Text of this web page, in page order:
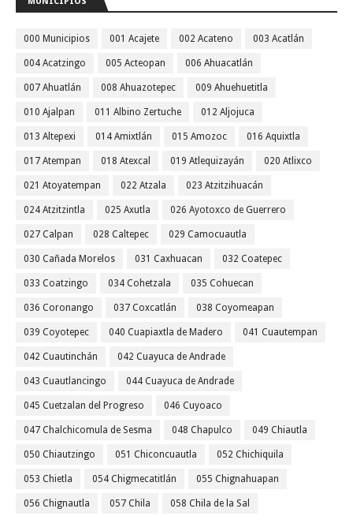
000 Municipios 001 Acajete 002 Acateno 003 Acatlán
004 Acatzingo 005 Acteopan 006 Ahuacatlán
007 Ahuatlán 008 Ahuazotepec 009 Ahuehuetitla
010 Ajalpan 011 Albino Zertuche 012 Aljojuca
013 Altepexi 014 Amixtlán 015 Amozoc 016 Aquixtla
017 Atempan 018 Atexcal 019 Atlequizayán 020 Atlixco
021 Atoyatempan 022 Atzala 023 Atzitzihuacán
024 Atzitzintla 025 Axutla 026 Ayotoxco de Guerrero
027 Calpan 028 Caltepec 029 Camocuautla
030 Cañada Morelos 031 Caxhuacan 032 Coatepec
033 Coatzingo 034 Cohetzala 035 Cohuecan
036 Coronango 037 Coxcatlán 038 Coyomeapan
039 Coyotepec 040 Cuapiaxtla de Madero 041 Cuautempan
042 Cuautinchán 042 Cuayuca de Andrade
043 Cuautlancingo 044 Cuayuca de Andrade
045 Cuetzalan del Progreso 046 Cuyoaco
047 Chalchicomula de Sesma 048 Chapulco 049 Chiautla
050 Chiautzingo 051 Chiconcuautla 052 Chichiquila
053 Chietla 054 Chigmecatitlán 055 Chignahuapan
056 Chignautla 057 Chila 058 Chila de la Sal